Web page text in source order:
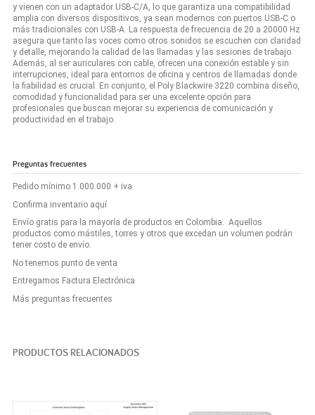
y vienen con un adaptador USB-C/A, lo que garantiza una compatibilidad
amplia con diversos dispositivos, ya sean modernos con puertos USB-C o
más tradicionales con USB-A. La respuesta de frecuencia de 20 a 20000 Hz
asegura que tanto las voces como otros sonidos se escuchen con claridad
y detalle, mejorando la calidad de las llamadas y las sesiones de trabajo.
Además, al ser auriculares con cable, ofrecen una conexión estable y sin
interrupciones, ideal para entornos de oficina y centros de llamadas donde
la fiabilidad es crucial. En conjunto, el Poly Blackwire 3220 combina diseño,
comodidad y funcionalidad para ser una excelente opción para
profesionales que buscan mejorar su experiencia de comunicación y
productividad en el trabajo.
Preguntas frecuentes
Pedido mínimo 1.000.000 + iva
Confirma inventario aquí
Envío gratis para la mayoría de productos en Colombia. Aquellos
productos como mástiles, torres y otros que excedan un volumen podrán
tener costo de envío.
No tenemos punto de venta
Entregamos Factura Electrónica
Más preguntas frecuentes
PRODUCTOS RELACIONADOS